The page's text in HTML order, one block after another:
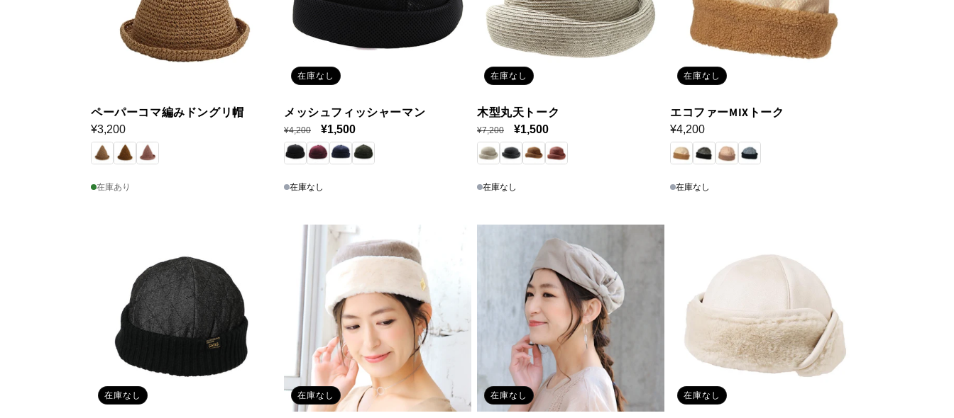
ペーパーコマ編みドングリ帽
通
常
価
格
¥3,200
在庫あり
在庫なし
メッシュフィッシャーマン
通
常
価
格
¥4,200
セ
ー
ル
¥1,500
在庫なし
在庫なし
木型丸天トーク
通
常
価
格
¥7,200
セ
ー
ル
¥1,500
在庫なし
在庫なし
エコファーMIXトーク
通
常
価
格
¥4,200
在庫なし
在庫なし 在庫なし 在庫なし 在庫なし